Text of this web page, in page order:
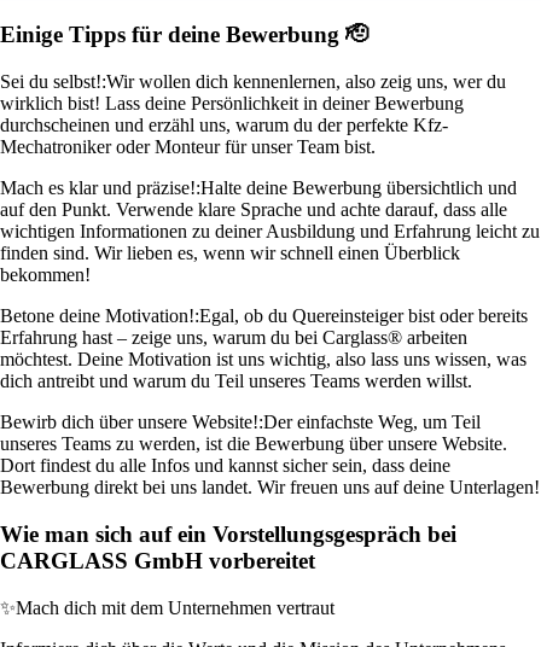
Einige Tipps für deine Bewerbung 🫡
Sei du selbst!:Wir wollen dich kennenlernen, also zeig uns, wer du
wirklich bist! Lass deine Persönlichkeit in deiner Bewerbung
durchscheinen und erzähl uns, warum du der perfekte Kfz-
Mechatroniker oder Monteur für unser Team bist.
Mach es klar und präzise!:Halte deine Bewerbung übersichtlich und
auf den Punkt. Verwende klare Sprache und achte darauf, dass alle
wichtigen Informationen zu deiner Ausbildung und Erfahrung leicht zu
finden sind. Wir lieben es, wenn wir schnell einen Überblick
bekommen!
Betone deine Motivation!:Egal, ob du Quereinsteiger bist oder bereits
Erfahrung hast – zeige uns, warum du bei Carglass® arbeiten
möchtest. Deine Motivation ist uns wichtig, also lass uns wissen, was
dich antreibt und warum du Teil unseres Teams werden willst.
Bewirb dich über unsere Website!:Der einfachste Weg, um Teil
unseres Teams zu werden, ist die Bewerbung über unsere Website.
Dort findest du alle Infos und kannst sicher sein, dass deine
Bewerbung direkt bei uns landet. Wir freuen uns auf deine Unterlagen!
Wie man sich auf ein Vorstellungsgespräch bei
CARGLASS GmbH vorbereitet
✨Mach dich mit dem Unternehmen vertraut